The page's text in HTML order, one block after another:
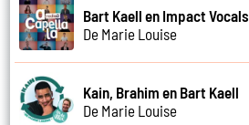
Bart Kaell en Impact Vocals
De Marie Louise
Kain, Brahim en Bart Kaell
De Marie Louise